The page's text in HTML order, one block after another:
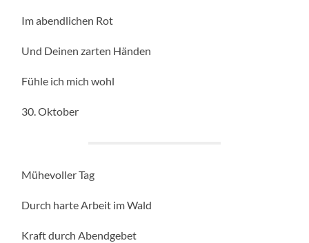
Im abendlichen Rot
Und Deinen zarten Händen
Fühle ich mich wohl
30. Oktober
Mühevoller Tag
Durch harte Arbeit im Wald
Kraft durch Abendgebet